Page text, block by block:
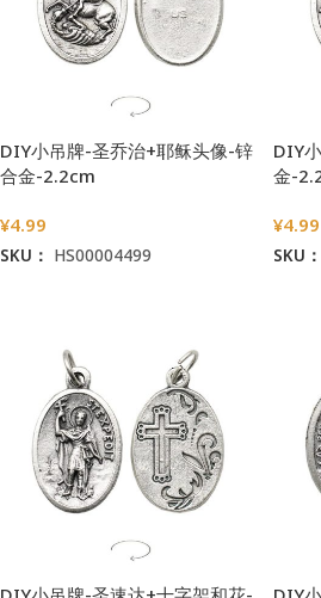
DIY小吊牌-圣乔治+耶稣头像-锌
合金-2.2cm
¥4.99
SKU： HS00004499
DIY
金-
¥4.99
SKU：